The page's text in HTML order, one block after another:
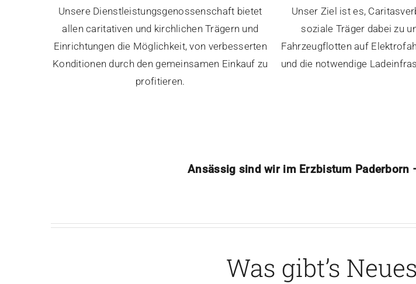
Unsere Dienstleistungsgenossenschaft bietet
allen caritativen und kirchlichen Trägern und
Einrichtungen die Möglichkeit, von verbesserten
Konditionen durch den gemeinsamen Einkauf zu
profitieren.
Unser Ziel ist es,
soziale Träger dabei zu
Fahrzeugflotten auf
und die notwendige
Ansässig sind wir im Erzbistum Paderborn
Was gibt’s